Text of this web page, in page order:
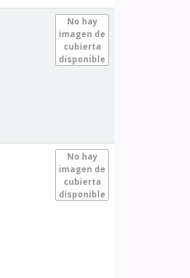
No hay
imagen de
cubierta
disponible
No hay
imagen de
cubierta
disponible